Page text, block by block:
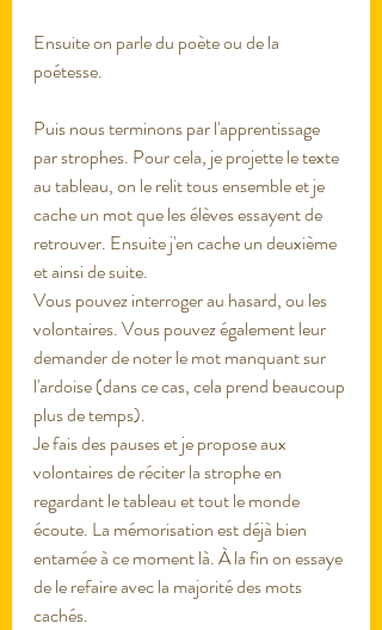
Ensuite on parle du poète ou de la
poétesse.
Puis nous terminons par l'apprentissage
par strophes. Pour cela, je projette le texte
au tableau, on le relit tous ensemble et je
cache un mot que les élèves essayent de
retrouver. Ensuite j'en cache un deuxième
et ainsi de suite.
Vous pouvez interroger au hasard, ou les
volontaires. Vous pouvez également leur
demander de noter le mot manquant sur
l'ardoise (dans ce cas, cela prend beaucoup
plus de temps).
Je fais des pauses et je propose aux
volontaires de réciter la strophe en
regardant le tableau et tout le monde
écoute. La mémorisation est déjà bien
entamée à ce moment là. À la fin on essaye
de le refaire avec la majorité des mots
cachés.